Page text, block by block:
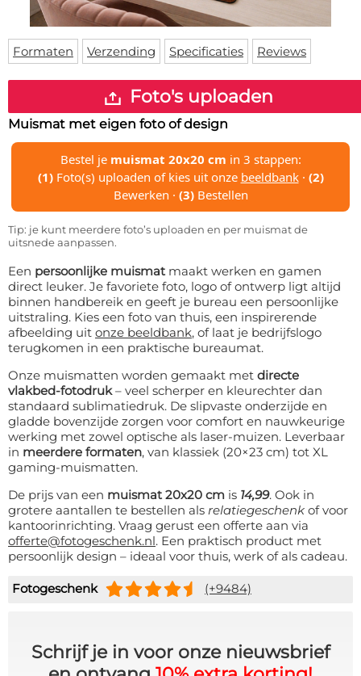
Deurmat
Vloermat
Skateboard deck
Over ons
Levertijden
Inloggen
WhatsApp
Formaten Verzending Specificaties Reviews
Foto's uploaden
Muismat met eigen foto of design
Bestel je muismat 20x20 cm in 3 stappen:
(1)Foto(s) uploaden of kies uit onze beeldbank· (2)
Bewerken · (3)Bestellen
Tip: je kunt meerdere foto’s uploaden en per muismat de
uitsnede aanpassen.
Een persoonlijke muismatmaakt werken en gamen
direct leuker. Je favoriete foto, logo of ontwerp ligt altijd
binnen handbereik en geeft je bureau een persoonlijke
uitstraling. Kies een foto van thuis, een inspirerende
afbeelding uit onze beeldbank, of laat je bedrijfslogo
terugkomen in een praktische bureaumat.
Onze muismatten worden gemaakt met directe
vlakbed-fotodruk– veel scherper en kleurechter dan
standaard sublimatiedruk. De slipvaste onderzijde en
gladde bovenzijde zorgen voor comfort en nauwkeurige
werking met zowel optische als laser-muizen. Leverbaar
in meerdere formaten, van klassiek (20×23 cm) tot XL
gaming-muismatten.
De prijs van een muismat 20x20 cm is 14,99. Ook in
grotere aantallen te bestellen als relatiegeschenk of voor
kantoorinrichting. Vraag gerust een offerte aan via
offerte@fotogeschenk.nl. Een praktisch product met
persoonlijk design – ideaal voor thuis, werk of als cadeau.
Fotogeschenk (+9484)
Schrijf je in voor onze nieuwsbrief